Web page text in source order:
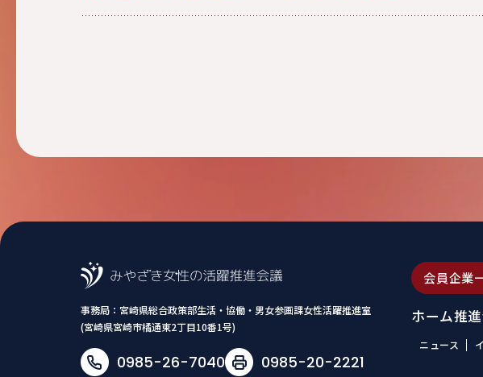
事務局： 宮崎県総合政策部生活・協働・男女参画課女性活躍推進室
(宮崎県宮崎市橘通東2丁目10番1号)
0985-26-7040 0985-20-2221
会員企業
ホーム推
ニュース